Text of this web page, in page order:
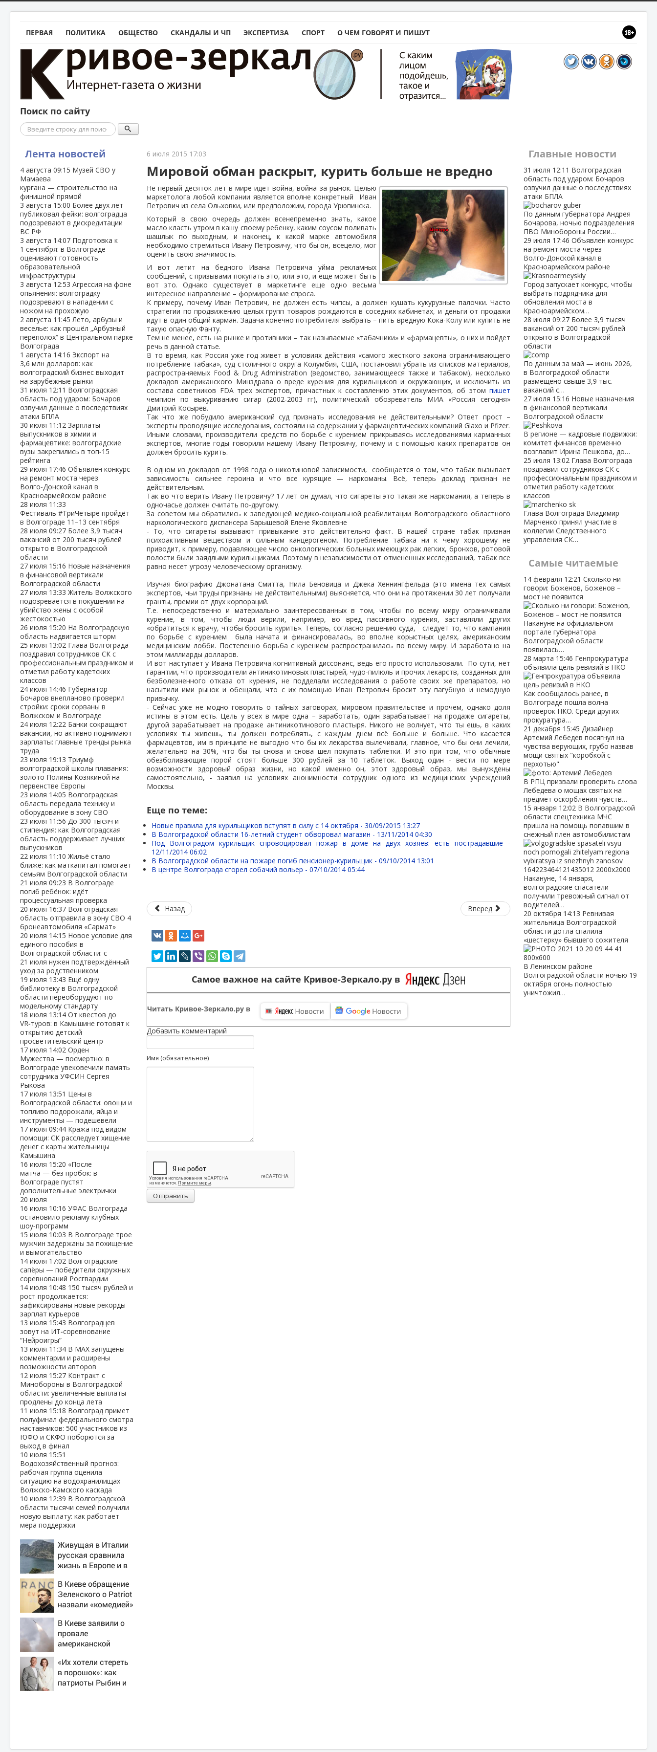
ПЕРВАЯ ПОЛИТИКА ОБЩЕСТВО СКАНДАЛЫ И ЧП ЭКСПЕРТИЗА СПОРТ О ЧЕМ ГОВОРЯТ И ПИШУТ
Поиск по сайту
Поиск
Лента новостей
4 августа 09:15 Музей СВО у
Мамаева
кургана — строительство на
финишной прямой
3 августа 15:00 Более двух лет
публиковал фейки: волгоградца
подозревают в дискредитации
ВС РФ
3 августа 14:07 Подготовка к
1 сентября: в Волгограде
оценивают готовность
образовательной
инфраструктуры
3 августа 12:53 Агрессия на фоне
опьянения: волгоградку
подозревают в нападении с
ножом на прохожую
2 августа 11:45Лето, арбузы и
веселье: как прошёл „Арбузный
переполох“ в Центральном парке
Волгограда
1 августа 14:16 Экспорт на
3,6 млн долларов: как
волгоградский бизнес выходит
на зарубежные рынки
31 июля 12:11 Волгоградская
область под ударом: Бочаров
озвучил данные о последствиях
атаки БПЛА
30 июля 11:12 Зарплаты
выпускников в химии и
фармацевтике: волгоградские
вузы закрепились в топ‑15
рейтинга
29 июля 17:46 Объявлен конкурс
на ремонт моста через
Волго‑Донской канал в
Красноармейском районе
28 июля 11:33
Фестиваль #ТриЧетыре пройдёт
в Волгограде 11–13 сентября
28 июля 09:27 Более 3,9 тысяч
вакансий от 200 тысяч рублей
открыто в Волгоградской
области
27 июля 15:16 Новые назначения
в финансовой вертикали
Волгоградской области
27 июля 13:33Житель Волжского
подозревается в покушении на
убийство жены с особой
жестокостью
26 июля 15:20 На Волгоградскую
область надвигается шторм
25 июля 13:02 Глава Волгограда
поздравил сотрудников СК с
профессиональным праздником и
отметил работу кадетских
классов
24 июля 14:46 Губернатор
Бочаров внепланово проверил
стройки: сроки сорваны в
Волжском и Волгограде
24 июля 12:22 Банки сокращают
вакансии, но активно поднимают
зарплаты: главные тренды рынка
труда
23 июля 19:13 Триумф
волгоградской школы плавания:
золото Полины Козякиной на
первенстве Европы
23 июля 14:05 Волгоградская
область передала технику и
оборудование в зону СВО
23 июля 11:56 До 300 тысяч и
стипендия: как Волгоградская
область поддерживает лучших
выпускников
22 июля 11:10Жильё стало
ближе: как маткапитал помогает
семьям Волгоградской области
21 июля 09:23 В Волгограде
погиб ребёнок: идёт
процессуальная проверка
20 июля 16:37 Волгоградская
область отправила в зону СВО 4
бронеавтомобиля «Сармат»
20 июля 14:15 Новое условие для
единого пособия в
Волгоградской области: с
21 июля нужен подтверждённый
уход за родственником
19 июля 13:43 Ещё одну
библиотеку в Волгоградской
области переоборудуют по
модельному стандарту
18 июля 13:14 От квестов до
VR‑туров: в Камышине готовят к
открытию детский
просветительский центр
17 июля 14:02 Орден
Мужества — посмертно: в
Волгограде увековечили память
сотрудника УФСИН Сергея
Рыкова
17 июля 13:51 Цены в
Волгоградской области: овощи и
топливо подорожали, яйца и
инструменты — подешевели
17 июля 09:44 Кража под видом
помощи: СК расследует хищение
денег с карты жительницы
Камышина
16 июля 15:20 «После
матча — без пробок: в
Волгограде пустят
дополнительные электрички
20 июля
16 июля 10:16 УФАС Волгограда
остановило рекламу клубных
шоу‑программ
15 июля 10:03 В Волгограде трое
мужчин задержаны за похищение
и вымогательство
14 июля 17:02 Волгоградские
сапёры — победители окружных
соревнований Росгвардии
14 июля 10:48 150 тысяч рублей и
рост продолжается:
зафиксированы новые рекорды
зарплат курьеров
13 июля 15:43 Волгоградцев
зовут на ИТ‑соревнование
“Нейроигры”
13 июля 11:34 В МАХ запущены
комментарии и расширены
возможности авторов
12 июля 15:27 Контракт с
Минобороны в Волгоградской
области: увеличенные выплаты
продлены до конца лета
11 июля 15:18 Волгоград примет
полуфинал федерального смотра
наставников: 500 участников из
ЮФО и СКФО поборются за
выход в финал
10 июля 15:51
Водохозяйственный прогноз:
рабочая группа оценила
ситуацию на водохранилищах
Волжско‑Камского каскада
10 июля 12:39 В Волгоградской
области тысячи семей получили
новую выплату: как работает
мера поддержки
Живущая в Италии
русская сравнила
жизнь в Европе и в
В Киеве обращение
Зеленского о Patriot
назвали «комедией»
В Киеве заявили о
провале
американской
лучника» против
России
«Их хотели стереть
в порошок»: как
патриоты Рыбин и
6 июля 2015 17:03
Мировой обман раскрыт, курить больше не вредно
Не первый десяток лет в мире идет война, война за рынок. Целью
маркетолога любой компании является вполне конкретный Иван
Петрович из села Ольховки, или предположим, города Урюпинска.
Который в свою очередь должен всенепременно знать, какое
масло класть утром в кашу своему ребенку, каким соусом поливать
шашлык по выходным, и наконец, к какой марке автомобиля
необходимо стремиться Ивану Петровичу, что бы он, всецело, мог
оценить свою значимость.
И вот летит на бедного Ивана Петровича уйма рекламных
сообщений, с призывами покупать это, или это, и еще может быть
вот это. Однако существует в маркетинге еще одно весьма
интересное направление – формирование спроса.
К примеру, почему Иван Петрович, не должен есть чипсы, а должен кушать кукурузные палочки. Часто
стратегии по продвижению целых групп товаров рождаются в соседних кабинетах, и деньги от продажи
идут в один общий карман. Задача конечно потребителя выбрать – пить вредную Кока-Колу или купить не
такую опасную Фанту.
Тем не менее, есть на рынке и противники – так называемые «табачники» и «фармацевты», о них и пойдет
речь в данной статье.
В то время, как Россия уже год живет в условиях действия «самого жесткого закона ограничивающего
потребление табака», суд столичного округа Колумбия, США, постановил убрать из списков материалов,
распространяемых Food & Drug Administration (ведомство, занимающееся также и табаком), несколько
докладов американского Минздрава о вреде курения для курильщиков и окружающих, и исключить из
состава советников FDA трех экспертов, причастных к составлению этих документов, об этом пишет
чемпион по выкуриванию сигар (2002-2003 гг), политический обозреватель МИА «Россия сегодня»
Дмитрий Косырев.
Так что же побудило американский суд признать исследования не действительными? Ответ прост –
эксперты проводящие исследования, состояли на содержании у фармацевтических компаний Glaxo и Pfizer.
Иными словами, производители средств по борьбе с курением прикрываясь исследованиями карманных
экспертов, многие годы говорили нашему Ивану Петровичу, почему и с помощью каких препаратов он
должен бросить курить.
В одном из докладов от 1998 года о никотиновой зависимости, сообщается о том, что табак вызывает
зависимость сильнее героина и что все курящие — наркоманы. Всё, теперь доклад признан не
действительным.
Так во что верить Ивану Петровичу? 17 лет он думал, что сигареты это такая же наркомания, а теперь в
одночасье должен считать по-другому.
За советом мы обратились к заведующей медико-социальной реабилитации Волгоградского областного
наркологического диспансера Барышевой Елене Яковлевне
- То, что сигареты вызывают привыкание это действительно факт. В нашей стране табак признан
психоактивным веществом и сильным канцерогеном. Потребление табака ни к чему хорошему не
приводит, к примеру, подавляющее число онкологических больных имеющих рак легких, бронхов, ротовой
полости были заядлыми курильщиками. Поэтому в независимости от отмененных исследований, табак все
равно несет угрозу человеческому организму.
Изучая биографию Джонатана Смитта, Нила Беновица и Джека Хеннингфельда (это имена тех самых
экспертов, чьи труды признаны не действительными) выясняется, что они на протяжении 30 лет получали
гранты, премии от двух корпораций.
Т.е. непосредственно и материально заинтересованных в том, чтобы по всему миру ограничивали
курение, в том, чтобы люди верили, например, во вред пассивного курения, заставляли других
«обратиться к врачу, чтобы бросить курить». Теперь, согласно решению суда, следует то, что кампания
по борьбе с курением была начата и финансировалась, во вполне корыстных целях, американским
медицинским лобби. Постепенно борьба с курением распространилась по всему миру. И заработано на
этом миллиарды долларов.
И вот наступает у Ивана Петровича когнитивный диссонанс, ведь его просто использовали. По сути, нет
гарантии, что производители антиникотиновых пластырей, чудо-пилюль и прочих лекарств, созданных для
безболезненного отказа от курения, не подделали исследования о работе своих же препаратов, но
насытили ими рынок и обещали, что с их помощью Иван Петрович бросит эту пагубную и немодную
привычку.
- Сейчас уже не модно говорить о тайных заговорах, мировом правительстве и прочем, однако доля
истины в этом есть. Цель у всех в мире одна – заработать, один зарабатывает на продаже сигареты,
другой зарабатывает на продаже антиникотинового пластыря. Никого не волнует, что ты ешь, в каких
условиях ты живешь, ты должен потреблять, с каждым днем всё больше и больше. Что касается
фармацевтов, им в принципе не выгодно что бы их лекарства вылечивали, главное, что бы они лечили,
желательно на 30%, что бы ты снова и снова шел покупать таблетки. И это при том, что обычные
обезболивающие порой стоят больше 300 рублей за 10 таблеток. Выход один - вести по мере
возможности здоровый образ жизни, но какой именно он, этот здоровый образ, мы вынуждены
самостоятельно, - заявил на условиях анонимности сотрудник одного из медицинских учреждений
Москвы.
Еще по теме:
Новые правила для курильщиков вступят в силу с 14 октября -30/09/2015 13:27
В Волгоградской области 16-летний студент обворовал магазин - 13/11/2014 04:30
Под Волгоградом курильщик спровоцировал пожар в доме на двух хозяев: есть пострадавшие -
12/11/2014 06:02
В Волгоградской области на пожаре погиб пенсионер-курильщик -09/10/2014 13:01
В центре Волгограда сгорел собачий вольер -07/10/2014 05:44
Назад Вперед
Самое важное на сайте Кривое-Зеркало.ру в
Читать Кривое-Зеркало.ру в
Добавить комментарий
Имя (обязательное)
Отправить
Главные новости
31 июля 12:11 Волгоградская
область под ударом: Бочаров
озвучил данные о последствиях
атаки БПЛА
По данным губернатора Андрея
Бочарова, ночью подразделения
ПВО Минобороны России…
29 июля 17:46 Объявлен конкурс
на ремонт моста через
Волго‑Донской канал в
Красноармейском районе
Город запускает конкурс, чтобы
выбрать подрядчика для
обновления моста в
Красноармейском…
28 июля 09:27 Более 3,9 тысяч
вакансий от 200 тысяч рублей
открыто в Волгоградской
области
По данным за май — июнь 2026,
в Волгоградской области
размещено свыше 3,9 тыс.
вакансий с…
27 июля 15:16 Новые назначения
в финансовой вертикали
Волгоградской области
В регионе — кадровые подвижки:
комитет финансов временно
возглавит Ирина Пешкова, до…
25 июля 13:02 Глава Волгограда
поздравил сотрудников СК с
профессиональным праздником и
отметил работу кадетских
классов
Глава Волгограда Владимир
Марченко принял участие в
коллегии Следственного
управления СК…
Самые читаемые
14 февраля 12:21 Сколько ни
говори: Боженов, Боженов –
мост не появится
Накануне на официальном
портале губернатора
Волгоградской области
появилась…
28 марта 15:46 Генпрокуратура
объявила цель ревизий в НКО
Как сообщалось ранее, в
Волгограде пошла волна
проверок НКО. Среди других
прокуратура…
21 декабря 15:45 Дизайнер
Артемий Лебедев посягнул на
чувства верующих, грубо назвав
мощи святых "коробкой с
перхотью"
В РПЦ призвали проверить слова
Лебедева о мощах святых на
предмет оскорбления чувств…
15 января 12:02 В Волгоградской
области спецтехника МЧС
пришла на помощь попавшим в
снежный плен автомобилистам
Накануне, 14 января,
волгоградские спасатели
получили тревожный сигнал от
водителей…
20 октября 14:13 Ревнивая
жительница Волгоградской
области дотла спалила
«шестерку» бывшего сожителя
В Ленинском районе
Волгоградской области ночью 19
октября огонь полностью
уничтожил…